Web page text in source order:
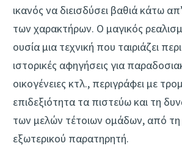
ικανός να διεισδύσει βαθιά κάτω
των χαρακτήρων. Ο μαγικός
ουσία μια τεχνική που ταιριάζει
ιστορικές αφηγήσεις για
οικογένειες κτλ., περιγράφει με
επιδεξιότητα τα πιστεύω και τη
των μελών τέτοιων ομάδων, από τη
εξωτερικού παρατηρητή.